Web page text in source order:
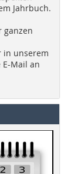
Jahrbuch.
ganzen
in unserem
Mail an